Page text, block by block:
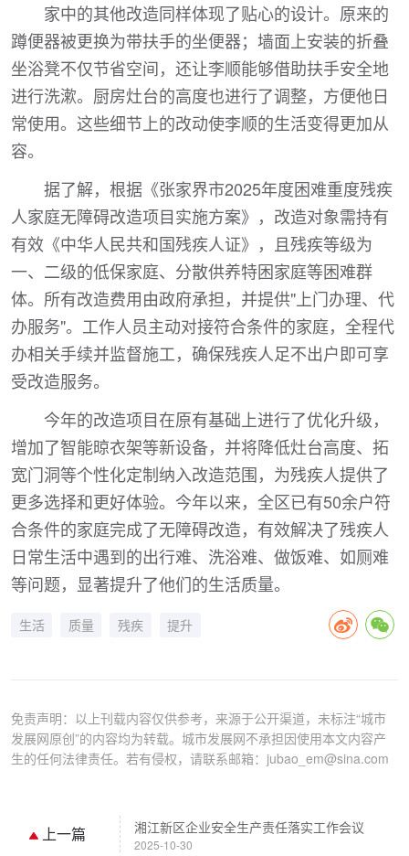
家中的其他改造同样体现了贴心的设计。原来的
蹲便器被更换为带扶手的坐便器；墙面上安装的折叠
坐浴凳不仅节省空间，还让李顺能够借助扶手安全地
进行洗漱。厨房灶台的高度也进行了调整，方便他日
常使用。这些细节上的改动使李顺的生活变得更加从
容。
据了解，根据《张家界市2025年度困难重度残疾
人家庭无障碍改造项目实施方案》，改造对象需持有
有效《中华人民共和国残疾人证》，且残疾等级为
一、二级的低保家庭、分散供养特困家庭等困难群
体。所有改造费用由政府承担，并提供"上门办理、代
办服务"。工作人员主动对接符合条件的家庭，全程代
办相关手续并监督施工，确保残疾人足不出户即可享
受改造服务。
今年的改造项目在原有基础上进行了优化升级，
增加了智能晾衣架等新设备，并将降低灶台高度、拓
宽门洞等个性化定制纳入改造范围，为残疾人提供了
更多选择和更好体验。今年以来，全区已有50余户符
合条件的家庭完成了无障碍改造，有效解决了残疾人
日常生活中遇到的出行难、洗浴难、做饭难、如厕难
等问题，显著提升了他们的生活质量。
生活 质量 残疾 提升
免责声明：以上刊载内容仅供参考，来源于公开渠道，未标注“城市
发展网原创”的内容均为转载。城市发展网不承担因使用本文内容产
生的任何法律责任。若有侵权，请联系邮箱：jubao_em@sina.com
上一篇 湘江新区企业安全生产责任落实工作会议
2025-10-30